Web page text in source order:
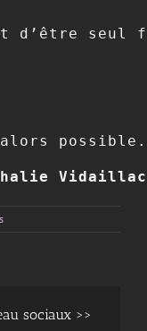
d’être
possible.
Vidaillac
sociaux >>